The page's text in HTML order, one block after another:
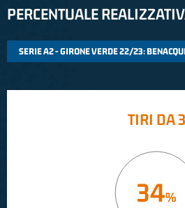
PERCENTUALE
TIRI DA 3
34